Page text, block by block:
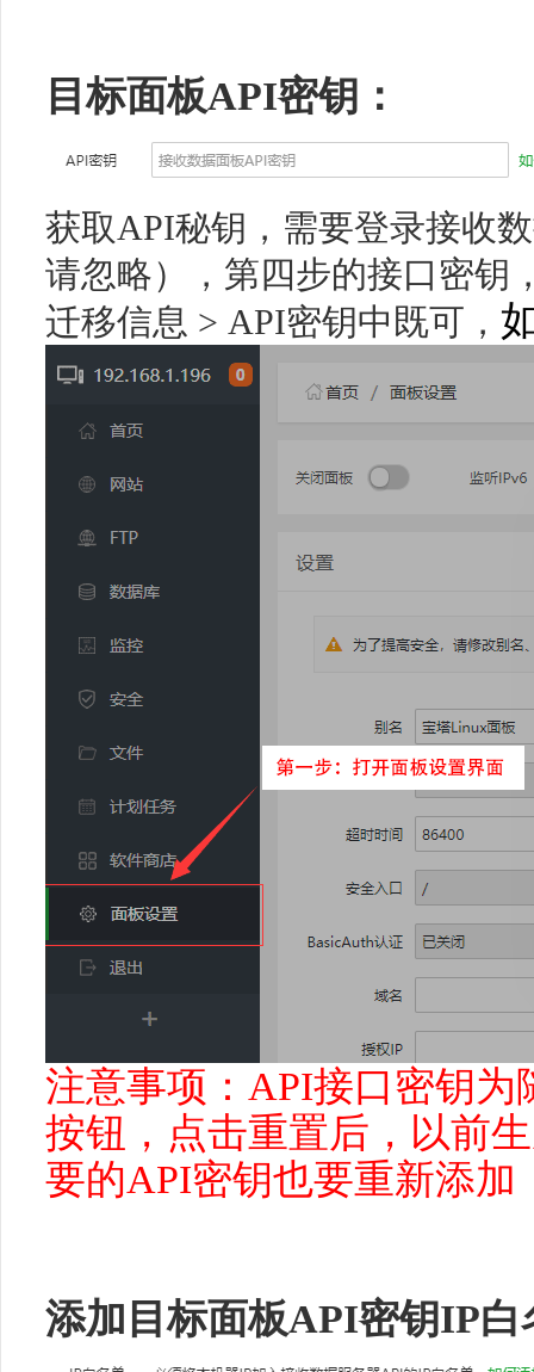
目标面板API密钥：
获取API秘钥，需要登录接收
请忽略）， 第四步的接口密钥
迁移信息 > API密钥中既可，
注意事项：API接口密钥
按钮，点击重置后，以前
要的API密钥也要重新添加
添加目标面板API密钥IP白